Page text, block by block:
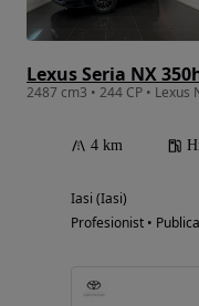
Lexus Seria NX
4 km
Iasi (Iasi)
Profesionist •